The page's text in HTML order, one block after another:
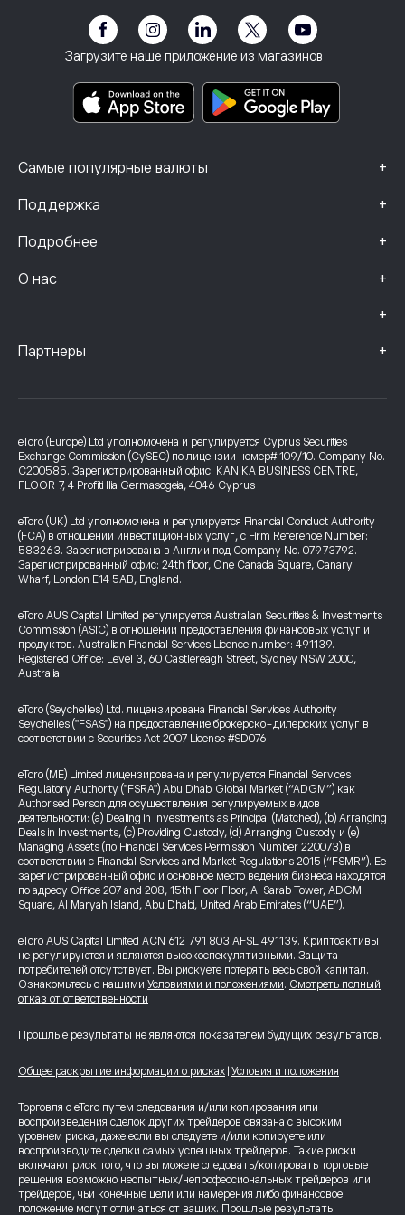
Загрузите наше приложение из магазинов
Самые популярные валюты +
Поддержка +
Подробнее +
О нас +
+
Предупреждение о рисках
Положения и условия
Основные информационные документы
Данные о жалобах (клиенты FCA)
Партнеры +
Инвестиционное страхование
eToro (Europe) Ltd уполномочена и регулируется Cyprus Securities
Exchange Commission (CySEC) по лицензии номер# 109/10. Company No.
C200585. Зарегистрированный офис: KANIKA BUSINESS CENTRE,
FLOOR 7, 4 Profiti Ilia Germasogeia, 4046 Cyprus
eToro (UK) Ltd уполномочена и регулируется Financial Conduct Authority
(FCA) в отношении инвестиционных услуг, с Firm Reference Number:
583263. Зарегистрирована в Англии под Company No. 07973792.
Зарегистрированный офис: 24th floor, One Canada Square, Canary
Wharf, London E14 5AB, England.
eToro AUS Capital Limited регулируется Australian Securities & Investments
Commission (ASIC) в отношении предоставления финансовых услуг и
продуктов. Australian Financial Services Licence number: 491139.
Registered Office: Level 3, 60 Castlereagh Street, Sydney NSW 2000,
Australia
eToro (Seychelles) Ltd. лицензирована Financial Services Authority
Seychelles ("FSAS") на предоставление брокерско-дилерских услуг в
соответствии с Securities Act 2007 License #SD076
eToro (ME) Limited лицензирована и регулируется Financial Services
Regulatory Authority ("FSRA") Abu Dhabi Global Market (“ADGM”) как
Authorised Person для осуществления регулируемых видов
деятельности: (a) Dealing in Investments as Principal (Matched), (b) Arranging
Deals in Investments, (c) Providing Custody, (d) Arranging Custody и (e)
Managing Assets (по Financial Services Permission Number 220073) в
соответствии с Financial Services and Market Regulations 2015 (“FSMR”). Ее
зарегистрированный офис и основное место ведения бизнеса находятся
по адресу Office 207 and 208, 15th Floor Floor, Al Sarab Tower, ADGM
Square, Al Maryah Island, Abu Dhabi, United Arab Emirates (“UAE”).
eToro AUS Capital Limited ACN 612 791 803 AFSL 491139. Криптоактивы
не регулируются и являются высокоспекулятивными. Защита
потребителей отсутствует. Вы рискуете потерять весь свой капитал.
Ознакомьтесь с нашими Условиями и положениями. Смотреть полный
отказ от ответственности
Прошлые результаты не являются показателем будущих результатов.
Общее раскрытие информации о рисках Условия и положения
Торговля с eToro путем следования и/или копирования или
воспроизведения сделок других трейдеров связана с высоким
уровнем риска, даже если вы следуете и/или копируете или
воспроизводите сделки самых успешных трейдеров. Такие риски
включают риск того, что вы можете следовать/копировать торговые
решения возможно неопытных/непрофессиональных трейдеров или
трейдеров, чьи конечные цели или намерения либо финансовое
положение могут отличаться от ваших. Прошлые результаты